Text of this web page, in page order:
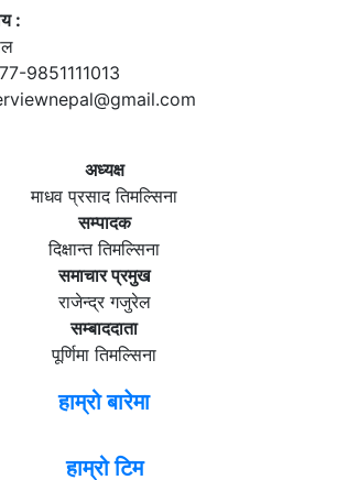
:
9851111013
अध्यक्ष
माधव प्रसाद तिमल्सिना
सम्पादक
दिक्षान्त तिमल्सिना
समाचार प्रमुख
राजेन्द्र गजुरेल
सम्बाददाता
पूर्णिमा तिमल्सिना
हाम्रो बारेमा
हाम्रो टिम